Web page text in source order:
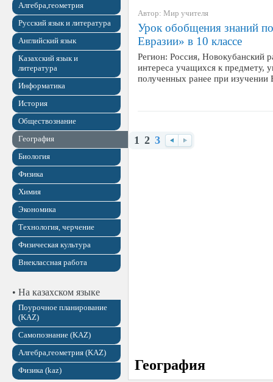
Алгебра,геометрия
Русский язык и литература
Английский язык
Казахский язык и
литература
Информатика
История
Обществознание
География
Биология
Физика
Химия
Экономика
Технология, черчение
Физическая культура
Внеклассная работа
• На казахском языке
Поурочное планирование
(KAZ)
Самопознание (KAZ)
Алгебра,геометрия (KAZ)
Физика (kaz)
Автор: Мир учителя
Урок обобщения знаний
Евразии» в 10 классе
Регион: Россия, Новокубанский
интереса учащихся к предмету,
полученных ранее при
1 2 3
География